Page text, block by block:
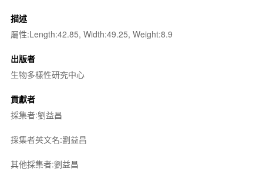
描述
屬性:Length:42.85, Width:49.25, Weight:8.9
出版者
生物多樣性研究中心
貢獻者
採集者:劉益昌
採集者英文名:劉益昌
其他採集者:劉益昌